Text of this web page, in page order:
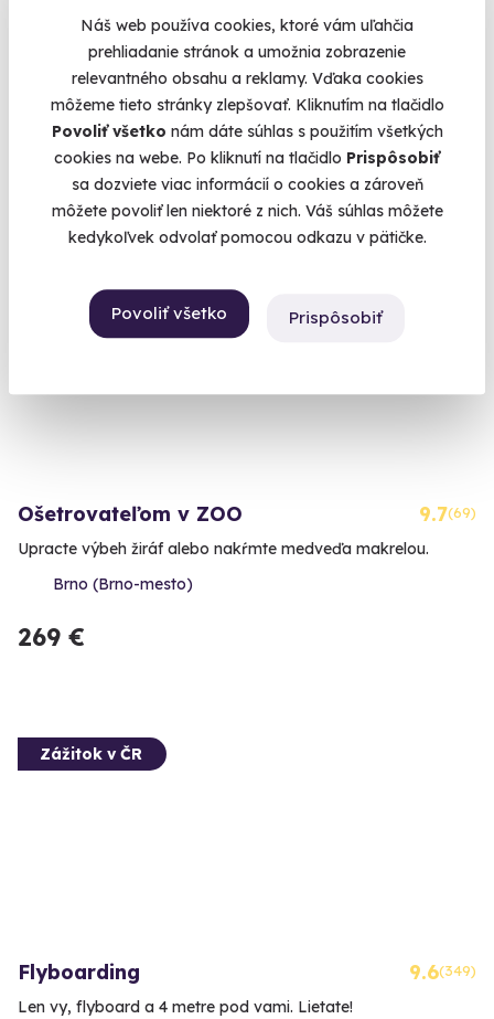
Náš web používa cookies, ktoré vám uľahčia
prehliadanie stránok a umožnia zobrazenie
relevantného obsahu a reklamy. Vďaka cookies
môžeme tieto stránky zlepšovať. Kliknutím na tlačidlo
Povoliť všetko nám dáte súhlas s použitím všetkých
cookies na webe. Po kliknutí na tlačidlo Prispôsobiť
sa dozviete viac informácií o cookies a zároveň
môžete povoliť len niektoré z nich. Váš súhlas môžete
kedykoľvek odvolať pomocou odkazu v pätičke.
Povoliť všetko Prispôsobiť
Let akrobatickým lietadlom
Inštinkt sebazáchovy odložte, prosím, v šatni.
Boleráz (+ 2 ďalšie lokality)
196 €
Zážitok v ČR
Ošetrovateľom v ZOO 9.7(69)
Upracte výbeh žiráf alebo nakŕmte medveďa makrelou.
Brno (Brno-mesto)
269 €
Zážitok v ČR
Flyboarding 9.6(349)
Len vy, flyboard a 4 metre pod vami. Lietate!